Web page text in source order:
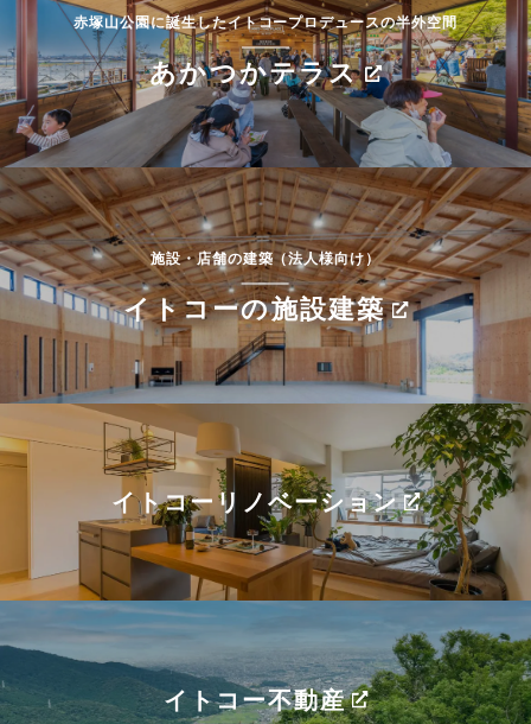
赤塚山公園に誕生したイトコープロデュースの半外空間
あかつかテラス
施設・店舗の建築（法人様向け）
イトコーの施設建築
イトコーリノベーション
イトコー不動産